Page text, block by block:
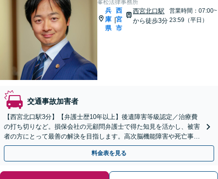
峯松法律事務所
兵
庫
県
|
西
宮
市
西宮北口駅
から徒歩3分
営業時間：07:00~
23:59（平日）
交通事故加害者
【西宮北口駅3分】【弁護士歴10年以上】後遺障害等級認定／治療費
の打ち切りなど。損保会社の元顧問弁護士で得た知見を活かし、被害
者の方にとって最善の解決を目指します。高次脳機能障害や死亡事件
など難しい案件の対応も可能です。【初回相談無料】
料金表を見る